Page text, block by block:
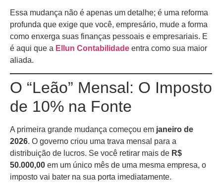
Essa mudança não é apenas um detalhe; é uma reforma
profunda que exige que você, empresário, mude a forma
como enxerga suas finanças pessoais e empresariais. E
é aqui que a Ellun Contabilidade entra como sua maior
aliada.
O “Leão” Mensal: O Imposto
de 10% na Fonte
A primeira grande mudança começou em janeiro de
2026. O governo criou uma trava mensal para a
distribuição de lucros. Se você retirar mais de R$
50.000,00 em um único mês de uma mesma empresa, o
imposto vai bater na sua porta imediatamente.